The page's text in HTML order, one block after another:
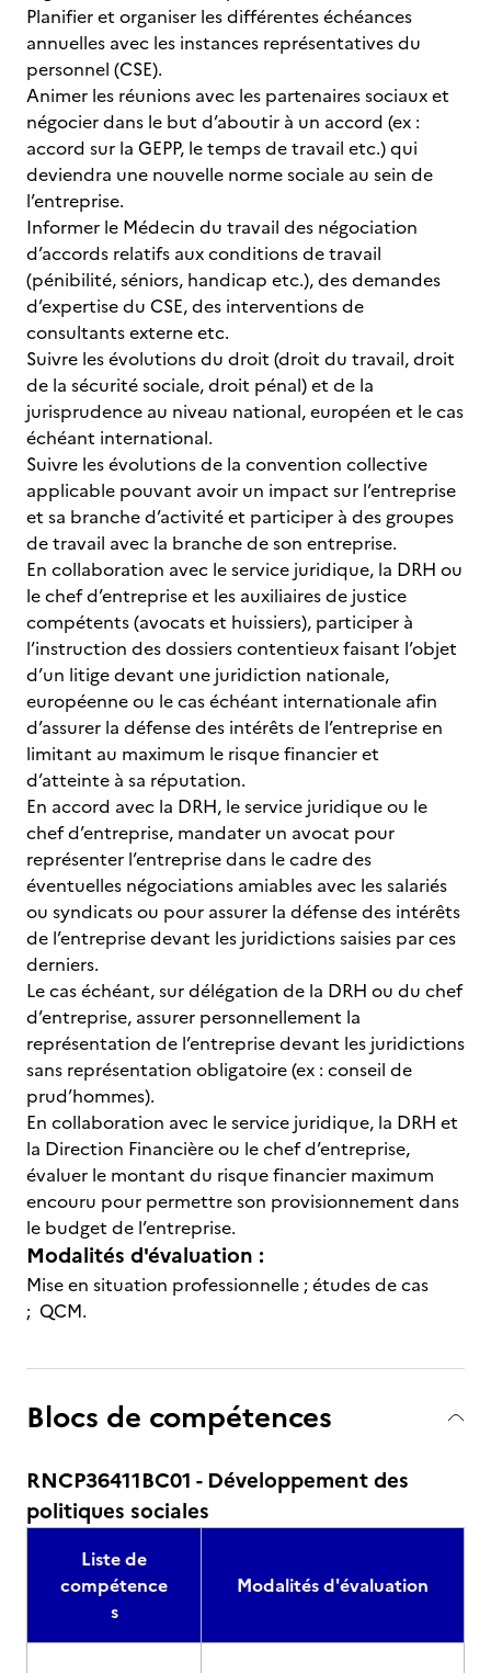
Planifier et organiser les différentes échéances
annuelles avec les instances représentatives du
personnel (CSE).
Animer les réunions avec les partenaires sociaux et
négocier dans le but d’aboutir à un accord (ex :
accord sur la GEPP, le temps de travail etc.) qui
deviendra une nouvelle norme sociale au sein de
l’entreprise.
Informer le Médecin du travail des négociation
d’accords relatifs aux conditions de travail
(pénibilité, séniors, handicap etc.), des demandes
d’expertise du CSE, des interventions de
consultants externe etc.
Suivre les évolutions du droit (droit du travail, droit
de la sécurité sociale, droit pénal) et de la
jurisprudence au niveau national, européen et le cas
échéant international.
Suivre les évolutions de la convention collective
applicable pouvant avoir un impact sur l’entreprise
et sa branche d’activité et participer à des groupes
de travail avec la branche de son entreprise.
En collaboration avec le service juridique, la DRH ou
le chef d’entreprise et les auxiliaires de justice
compétents (avocats et huissiers), participer à
l’instruction des dossiers contentieux faisant l’objet
d’un litige devant une juridiction nationale,
européenne ou le cas échéant internationale afin
d’assurer la défense des intérêts de l’entreprise en
limitant au maximum le risque financier et
d’atteinte à sa réputation.
En accord avec la DRH, le service juridique ou le
chef d’entreprise, mandater un avocat pour
représenter l’entreprise dans le cadre des
éventuelles négociations amiables avec les salariés
ou syndicats ou pour assurer la défense des intérêts
de l’entreprise devant les juridictions saisies par ces
derniers.
Le cas échéant, sur délégation de la DRH ou du chef
d’entreprise, assurer personnellement la
représentation de l’entreprise devant les juridictions
sans représentation obligatoire (ex : conseil de
prud’hommes).
En collaboration avec le service juridique, la DRH et
la Direction Financière ou le chef d’entreprise,
évaluer le montant du risque financier maximum
encouru pour permettre son provisionnement dans
le budget de l’entreprise.
Modalités d'évaluation :
Mise en situation professionnelle ; études de cas
; QCM.
Blocs de compétences
RNCP36411BC01 - Développement des
politiques sociales
Liste de
compétence
s
Modalités d'évaluation